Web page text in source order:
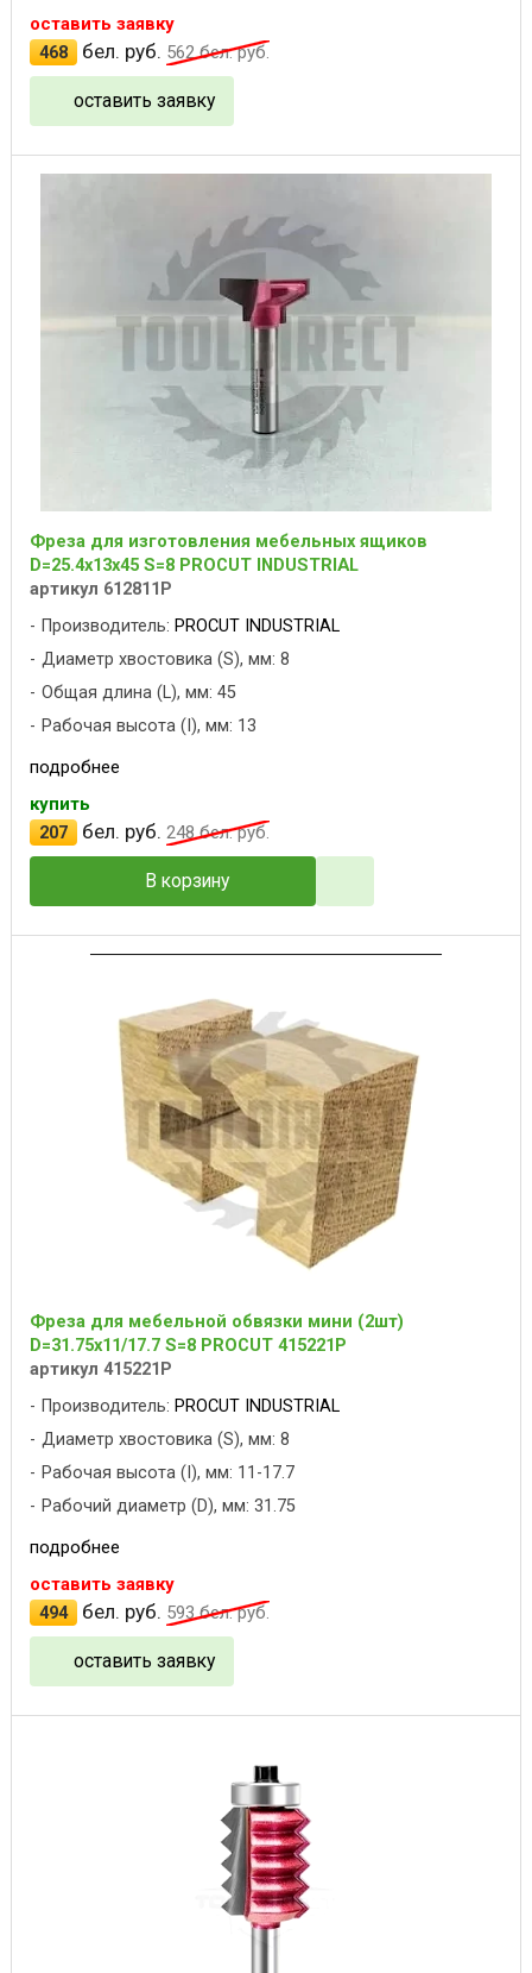
оставить заявку
468
бел. руб. 562бел. руб.
оставить заявку
Фреза для изготовления мебельных ящиков
D=25.4x13x45 S=8 PROCUT INDUSTRIAL
артикул 612811P
Производитель: PROCUT INDUSTRIAL
Диаметр хвостовика (S), мм: 8
Общая длина (L), мм: 45
Рабочая высота (I), мм: 13
подробнее
купить
207
бел. руб. 248бел. руб.
В корзину
Фреза для мебельной обвязки мини (2шт)
D=31.75x11/17.7 S=8 PROCUT 415221P
артикул 415221P
Производитель: PROCUT INDUSTRIAL
Диаметр хвостовика (S), мм: 8
Рабочая высота (I), мм: 11-17.7
Рабочий диаметр (D), мм: 31.75
подробнее
оставить заявку
494
бел. руб. 593бел. руб.
оставить заявку